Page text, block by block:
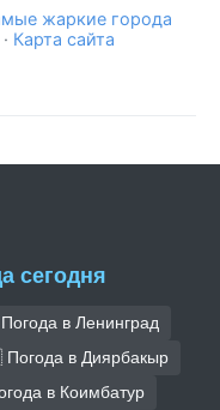
жаркие города
· Карта сайта
сегодня
в Ленинград
в Диярбакыр
в Коимбатур